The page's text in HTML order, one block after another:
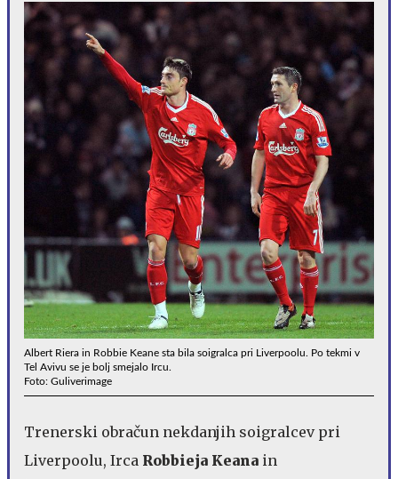
Albert Riera in Robbie Keane sta bila soigralca pri Liverpoolu. Po tekmi v
Tel Avivu se je bolj smejalo Ircu.
Foto: Guliverimage
Trenerski obračun nekdanjih soigralcev pri
Liverpoolu, Irca Robbieja Keana in